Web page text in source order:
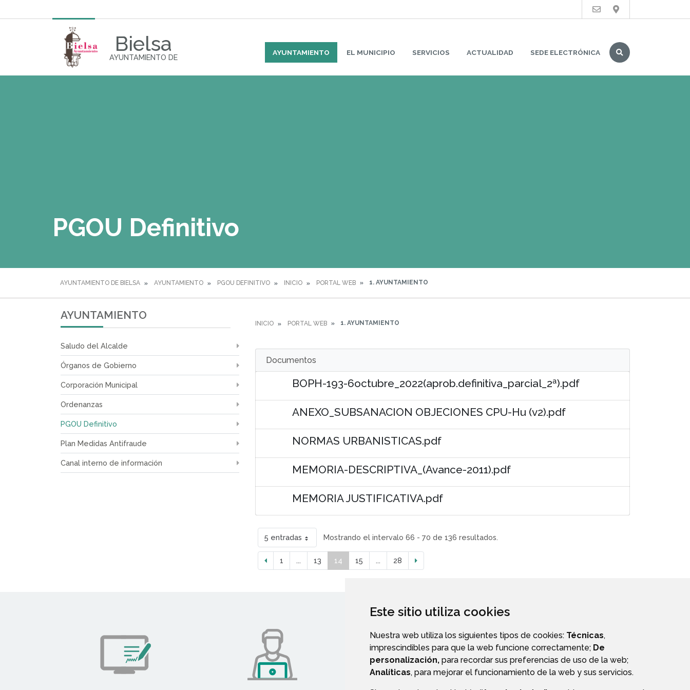
Este sitio utiliza cookies
Nuestra web utiliza los siguientes tipos de cookies: Técnicas,
imprescindibles para que la web funcione correctamente; De
personalización, para recordar sus preferencias de uso de la web;
Analíticas, para mejorar el funcionamiento de la web y sus servicios.
Bielsa
AYUNTAMIENTO DE
AYUNTAMIENTO EL MUNICIPIO SERVICIOS ACTUALIDAD SEDE ELECTRÓNICA
Buscar
PGOU Definitivo
AYUNTAMIENTO DE BIELSA AYUNTAMIENTO PGOU DEFINITIVO INICIO PORTAL WEB 1. AYUNTAMIENTO
AYUNTAMIENTO
Saludo del Alcalde
Órganos de Gobierno
Corporación Municipal
Ordenanzas
PGOU Definitivo
Plan Medidas Antifraude
Canal interno de información
INICIO PORTAL WEB 1. AYUNTAMIENTO
Documentos
BOPH-193-6octubre_2022(aprob.definitiva_parcial_2ª).pdf
ANEXO_SUBSANACION OBJECIONES CPU-Hu (v2).pdf
NORMAS URBANISTICAS.pdf
MEMORIA-DESCRIPTIVA_(Avance-2011).pdf
MEMORIA JUSTIFICATIVA.pdf
5 entradas Mostrando el intervalo 66 - 70 de 136 resultados.
1 ... 13 14 15 ... 28